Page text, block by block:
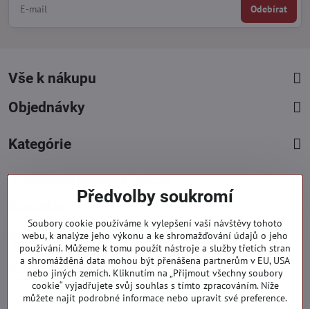
Odebírat
Vše k nákupu
Objednávky
Kategórie
+421 919 060 751
Pondělí - Pátek : 09:00 - 15:00 hod.
info​@everlady​.eu
Non stop ( 24/7 )
Předvolby soukromí
Soubory cookie používáme k vylepšení vaší návštěvy tohoto
webu, k analýze jeho výkonu a ke shromažďování údajů o jeho
používání. Můžeme k tomu použít nástroje a služby třetích stran
a shromážděná data mohou být přenášena partnerům v EU, USA
nebo jiných zemích. Kliknutím na „Přijmout všechny soubory
cookie“ vyjadřujete svůj souhlas s tímto zpracováním. Níže
můžete najít podrobné informace nebo upravit své preference.